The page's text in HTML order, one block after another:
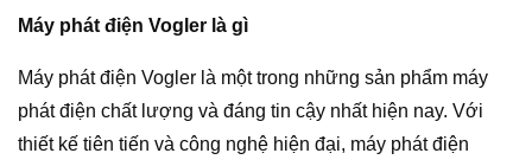
Máy phát điện Vogler là gì
Máy phát điện Vogler là một trong những sản phẩm máy
phát điện chất lượng và đáng tin cậy nhất hiện nay. Với
thiết kế tiên tiến và công nghệ hiện đại, máy phát điện